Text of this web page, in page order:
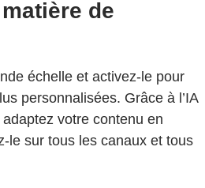
de
échelle et activez-le pour
personnalisées. Grâce à l’IA
votre contenu en
le sur tous les canaux et tous